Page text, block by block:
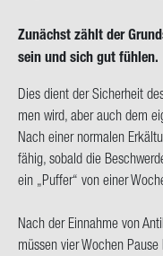
Zu­nächst zählt der
sein und sich gut füh­len.
Dies dient der Si­cher­heit
men wird, aber auch dem
Nach einer nor­ma­len
fä­hig, so­bald die
ein „Puf­fer“ von einer
Nach der Ein­nah­me von
müs­sen vier Wo­chen